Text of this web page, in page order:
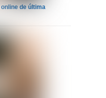
de última